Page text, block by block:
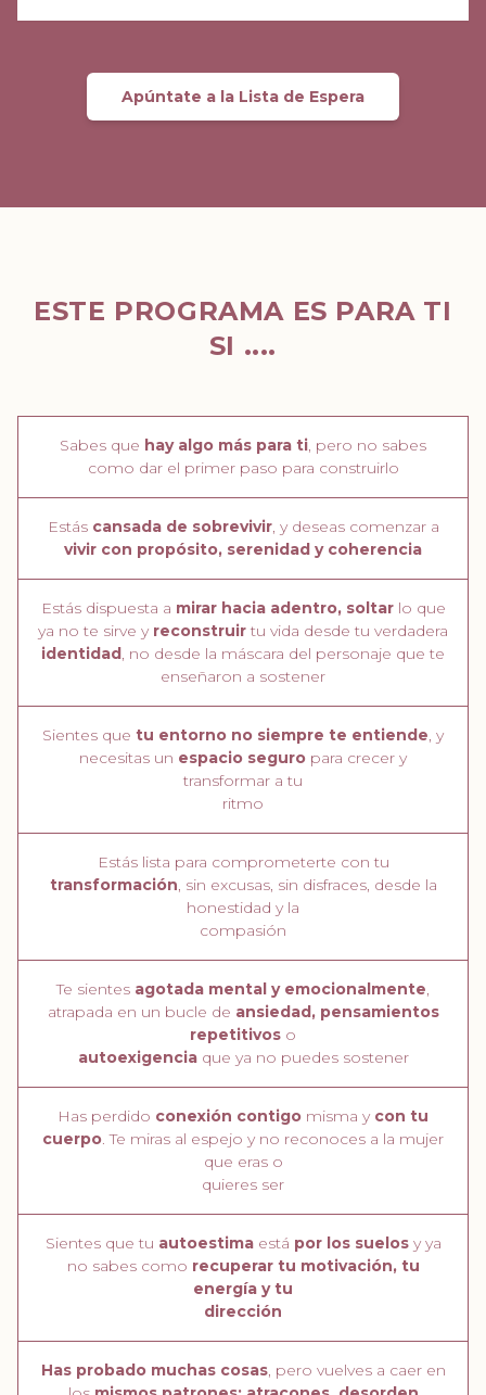
Apúntate a la Lista de Espera
ESTE PROGRAMA ES PARA TI
SI ....
Sabes que hay algo más para ti, pero no sabes
como dar el primer paso para construirlo
Estás cansada de sobrevivir, y deseas comenzar a
vivir con propósito, serenidad y coherencia
Estás dispuesta a mirar hacia adentro, soltarlo que
ya no te sirve y reconstruir tu vida desde tu verdadera
identidad, no desde la máscara del personaje que te
enseñaron a sostener
Sientes que tu entorno no siempre te entiende, y
necesitas un espacio seguro para crecer y
transformar a tu
ritmo
Estás lista para comprometerte con tu
transformación, sin excusas, sin disfraces, desde la
honestidad y la
compasión
Te sientes agotada mental y emocionalmente,
atrapada en un bucle de ansiedad, pensamientos
repetitivos o
autoexigenciaque ya no puedes sostener
Has perdido conexión contigo misma y con tu
cuerpo. Te miras al espejo y no reconoces a la mujer
que eras o
quieres ser
Sientes que tu autoestimaestá por los suelosy ya
no sabes como recuperar tu motivación, tu
energía y tu
dirección
Has probado muchas cosas, pero vuelves a caer en